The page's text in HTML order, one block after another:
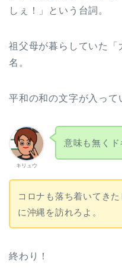
しぇ！」という台詞。
祖父母が暮らしていた
名。
平和の和の文字が入って
キリュウ
意味も無くド
コロナも落ち着いてき
に沖縄を訪れろよ。
終わり！